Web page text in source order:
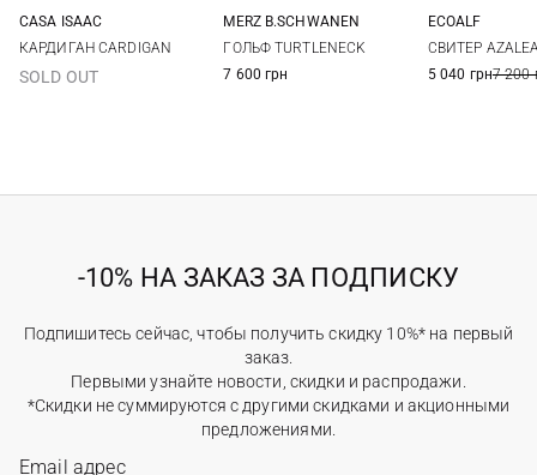
CASA ISAAC
КАРДИГАН CARDIGAN
SOLD OUT
MERZ B.SCHWANEN
ГОЛЬФ TURTLENECK
7 600 грн
ECOALF
СВИТЕР
5 040 грн7 200
-10% НА ЗАКАЗ ЗА ПОДПИСКУ
Подпишитесь сейчас, чтобы получить скидку 10%* на первый
заказ.
Первыми узнайте новости, скидки и распродажи.
*Скидки не суммируются с другими скидками и акционными
предложениями.